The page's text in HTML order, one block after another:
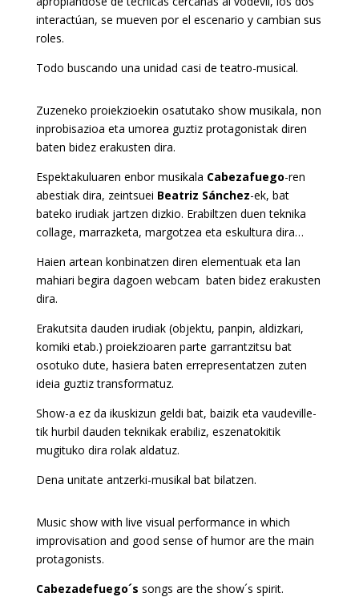
interactúan, se mueven por el escenario y cambian sus
roles.
Todo buscando una unidad casi deteatro-musical.
Zuzeneko proiekzioekin osatutako show musikala, non
inprobisazioa eta umorea guztiz protagonistak diren
baten bidez erakusten dira.
Espektakuluaren enbor musikala Cabezafuego-ren
abestiak dira, zeintsuei Beatriz Sánchez-ek, bat
bateko irudiak jartzen dizkio. Erabiltzen duen teknika
collage, marrazketa, margotzea eta eskultura dira…
Haien artean konbinatzen diren elementuak eta lan
mahiari begira dagoen webcam baten bidez erakusten
dira.
Erakutsita dauden irudiak (objektu, panpin, aldizkari,
komiki etab.) proiekzioaren parte garrantzitsu bat
osotuko dute, hasiera baten errepresentatzen zuten
ideia guztiz transformatuz.
Show-a ez da ikuskizun geldi bat, baizik eta vaudeville-
tik hurbil dauden teknikak erabiliz, eszenatokitik
mugituko dira rolak aldatuz.
Dena unitate antzerki-musikal bat bilatzen.
Music show with live visual performance in which
improvisation and good sense of humor are the main
protagonists.
Cabezadefuego´s songs are the show´s spirit.